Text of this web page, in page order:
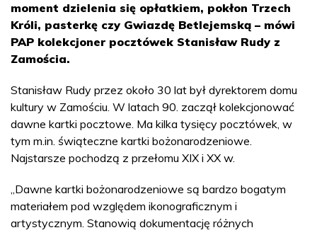
moment dzielenia się opłatkiem, pokłon Trzech
Króli, pasterkę czy Gwiazdę Betlejemską – mówi
PAP kolekcjoner pocztówek Stanisław Rudy z
Zamościa.
Stanisław Rudy przez około 30 lat był dyrektorem domu
kultury w Zamościu. W latach 90. zaczął kolekcjonować
dawne kartki pocztowe. Ma kilka tysięcy pocztówek, w
tym m.in. świąteczne kartki bożonarodzeniowe.
Najstarsze pochodzą z przełomu XIX i XX w.
„Dawne kartki bożonarodzeniowe są bardzo bogatym
materiałem pod względem ikonograficznym i
artystycznym. Stanowią dokumentację różnych